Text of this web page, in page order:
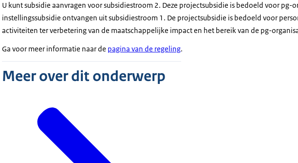
U kunt subsidie aanvragen voor subsidiestroom 2. Deze projectsubsidie is bedoeld voor pg-
instellingssubsidie ontvangen uit subsidiestroom 1. De projectsubsidie is bedoeld voor
activiteiten ter verbetering van de maatschappelijke impact en het bereik van de pg-
Ga voor meer informatie naar de pagina van de regeling.
Meer over dit onderwerp